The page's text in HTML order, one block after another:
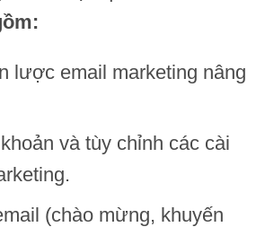
lược email marketing nâng
và tùy chỉnh các cài
(chào mừng, khuyến